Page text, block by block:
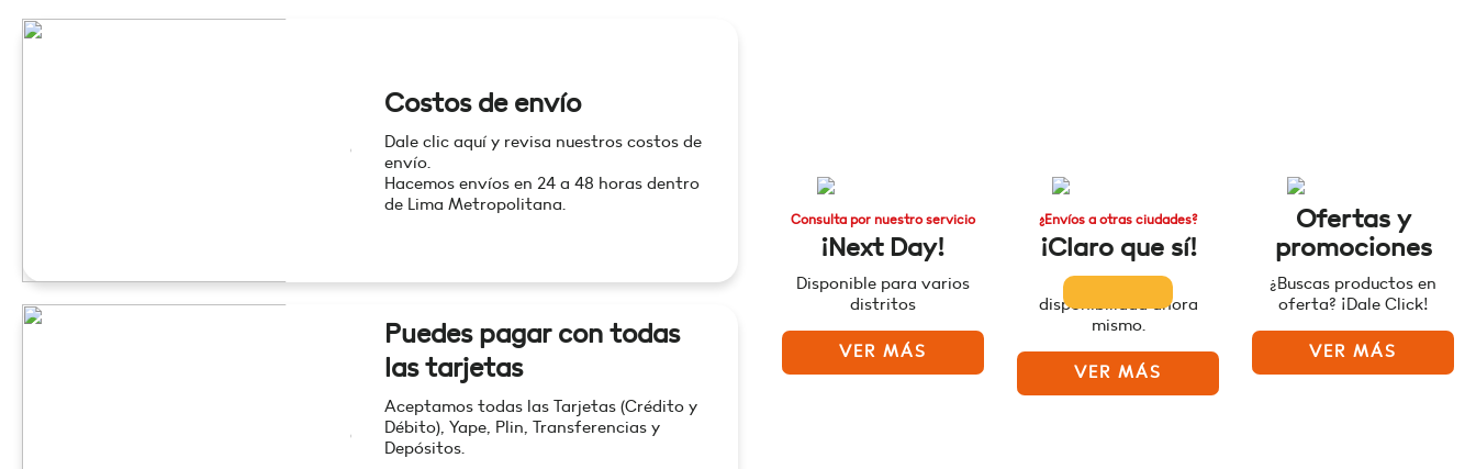
Costos de envío
Dale clic aquí y revisa nuestros costos de
envío.
Hacemos envíos en 24 a 48 horas dentro
de Lima Metropolitana.
Puedes pagar con todas
las tarjetas
Aceptamos todas las Tarjetas (Crédito y
Débito), Yape, Plin, Transferencias y
Depósitos.
Consulta por nuestro servicio
¡Next Day!
Disponible para varios
distritos
VER MÁS
¿Envíos a otras ciudades?
¡Claro que sí!
disponibilidad ahora
mismo.
VER MÁS
Ofertas y
promociones
¿Buscas productos en
oferta? ¡Dale Click!
VER MÁS